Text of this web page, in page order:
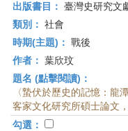
出版書目： 臺灣史研究文
類別： 社會
時期(主題)： 戰後
作者： 葉欣玟
題名 (點擊閱讀)：
〈蟄伏於歷史的記憶：龍
客家文化研究所碩士論文，
勾選：